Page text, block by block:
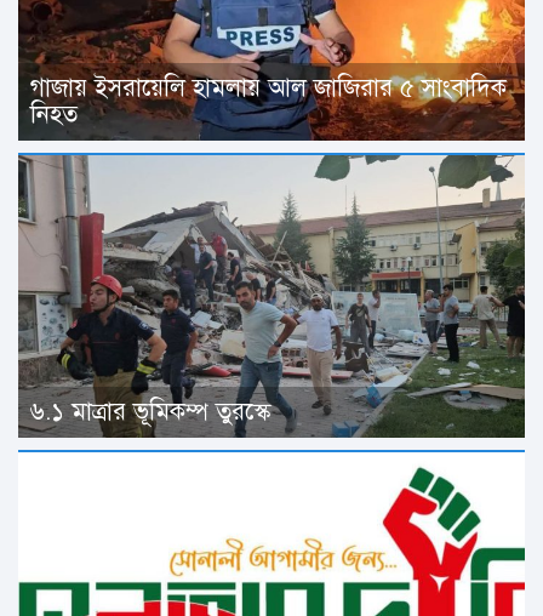
গাজায় ইসরায়েলি হামলায় আল জাজিরার ৫ সাংবাদিক
নিহত
৬.১ মাত্রার ভূমিকম্প তুরস্কে